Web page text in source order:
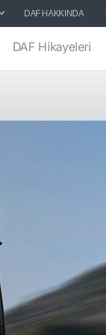
DAF HAKKINDA
DAF Hikayeleri